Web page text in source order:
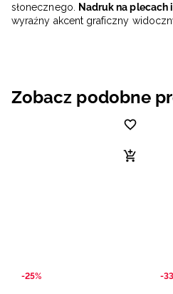
słonecznego. Nadruk na plecach
wyraźny akcent graficzny
Zobacz podobne
-25% -